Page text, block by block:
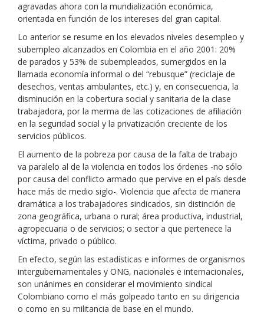
agravadas ahora con la mundialización económica,
orientada en función de los intereses del gran capital.
Lo anterior se resume en los elevados niveles desempleo y
subempleo alcanzados en Colombia en el año 2001: 20%
de parados y 53% de subempleados, sumergidos en la
llamada economía informal o del “rebusque” (reciclaje de
desechos, ventas ambulantes, etc.) y, en consecuencia, la
disminución en la cobertura social y sanitaria de la clase
trabajadora, por la merma de las cotizaciones de afiliación
en la seguridad social y la privatización creciente de los
servicios públicos.
El aumento de la pobreza por causa de la falta de trabajo
va paralelo al de la violencia en todos los órdenes -no sólo
por causa del conflicto armado que pervive en el país desde
hace más de medio siglo-. Violencia que afecta de manera
dramática a los trabajadores sindicados, sin distinción de
zona geográfica, urbana o rural; área productiva, industrial,
agropecuaria o de servicios; o sector a que pertenece la
víctima, privado o público.
En efecto, según las estadísticas e informes de organismos
intergubernamentales y ONG, nacionales e internacionales,
son unánimes en considerar el movimiento sindical
Colombiano como el más golpeado tanto en su dirigencia
o como en su militancia de base en el mundo.